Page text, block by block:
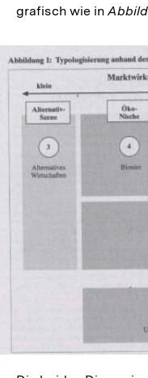
grafisch wie in